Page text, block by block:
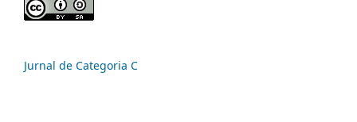
Jurnal de Categoria C